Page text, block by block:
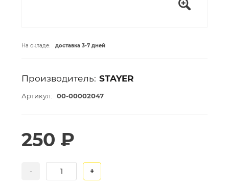
На складе: доставка 3-7 дней
Производитель: STAYER
Артикул: 00-00002047
- +
250 ₽